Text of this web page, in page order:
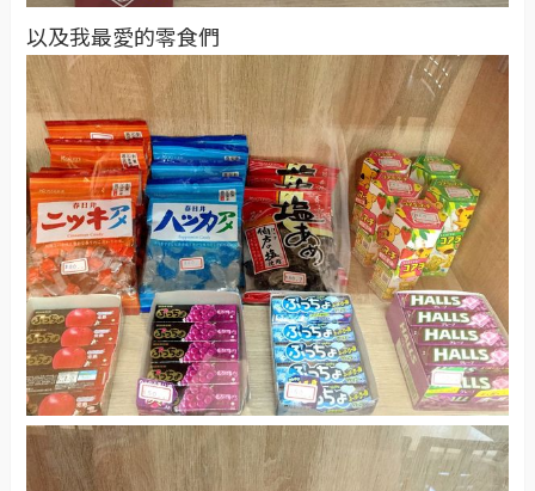
以及我最愛的零食們